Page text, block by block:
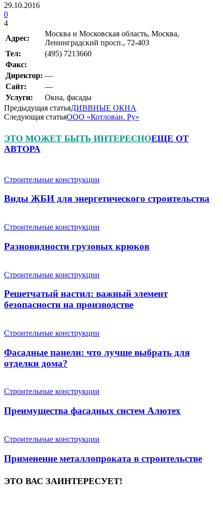
29.10.2016
0
4
Адрес:
Москва и Московская область, Москва,
Ленинградский просп., 72-403
Teл:
(495) 7213660
Факс:
Директор: —
Сайт:
—
Услуги:
Окна, фасады
Предыдущая статьяДИВВНЫЕ ОКНА
Следующая статьяООО «Котлован. Ру»
ЭТО МОЖЕТ БЫТЬ ИНТЕРЕСНОЕЩЕ ОТ
АВТОРА
Строительные конструкции
Виды ЖБИ для энергетического строительства
Строительные конструкции
Разновидности грузовых крюков
Строительные конструкции
Решетчатый настил: важный элемент
безопасности на производстве
Строительные конструкции
Фасадные панели: что лучше выбрать для
отделки дома?
Строительные конструкции
Преимущества фасадных систем Алютех
Строительные конструкции
Применение металлопроката в строительстве
ЭТО ВАС ЗАИНТЕРЕСУЕТ!